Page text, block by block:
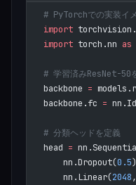
# PyTorchでの実装イ
import
import torch.nn as
# 学習済みResNet-50
backbone =
backbone.fc =
# 分類ヘッドを定義
head =
    nn.Dropout(
0.5
    nn.Linear(
2048,